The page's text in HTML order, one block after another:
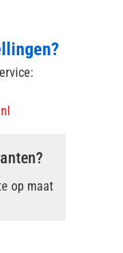
op maat